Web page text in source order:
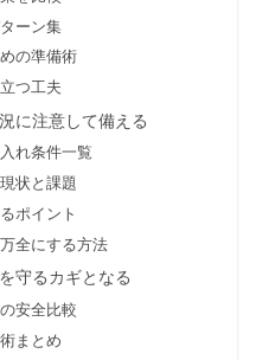
ーン集
の準備術
つ工夫
に注意して備える
れ条件一覧
状と課題
ポイント
全にする方法
守るカギとなる
安全比較
まとめ